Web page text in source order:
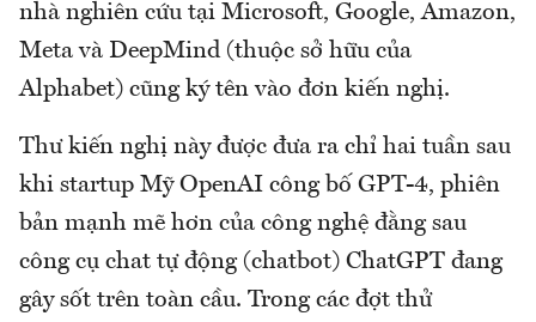
nhà nghiên cứu tại Microsoft, Google, Amazon,
Meta và DeepMind (thuộc sở hữu của
Alphabet) cũng ký tên vào đơn kiến nghị.
Thư kiến nghị này được đưa ra chỉ hai tuần sau
khi startup Mỹ OpenAI công bố GPT-4, phiên
bản mạnh mẽ hơn của công nghệ đằng sau
công cụ chat tự động (chatbot) ChatGPT đang
gây sốt trên toàn cầu. Trong các đợt thử